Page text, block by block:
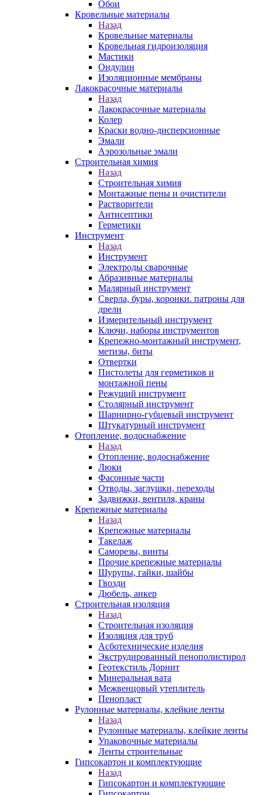
Обои
Кровельные материалы
Назад
Кровельные материалы
Кровельная гидроизоляция
Мастики
Ондулин
Изоляционные мембраны
Лакокрасочные материалы
Назад
Лакокрасочные материалы
Колер
Краски водно-дисперсионные
Эмали
Аэрозольные эмали
Строительная химия
Назад
Строительная химия
Монтажные пены и очистители
Растворители
Антисептики
Герметики
Инструмент
Назад
Инструмент
Электроды сварочные
Абразивные материалы
Малярный инструмент
Сверла, буры, коронки. патроны для
дрели
Измерительный инструмент
Ключи, наборы инструментов
Крепежно-монтажный инструмент,
метизы, биты
Отвертки
Пистолеты для герметиков и
монтажной пены
Режущий инструмент
Столярный инструмент
Шарнирно-губцевый инструмент
Штукатурный инструмент
Отопление, водоснабжение
Назад
Отопление, водоснабжение
Люки
Фасонные части
Отводы, заглушки, переходы
Задвижки, вентиля, краны
Крепежные материалы
Назад
Крепежные материалы
Такелаж
Саморезы, винты
Прочие крепежные материалы
Шурупы, гайки, шайбы
Гвозди
Дюбель, анкер
Строительная изоляция
Назад
Строительная изоляция
Изоляция для труб
Асботехнические изделия
Экструдированный пенополистирол
Геотекстиль Дорнит
Минеральная вата
Межвенцовый утеплитель
Пенопласт
Рулонные материалы, клейкие ленты
Назад
Рулонные материалы, клейкие ленты
Упаковочные материалы
Ленты строительные
Гипсокартон и комплектующие
Назад
Гипсокартон и комплектующие